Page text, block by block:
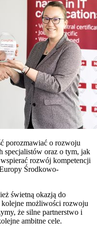
porozmawiać o rozwoju
specjalistów oraz o tym, jak
rozwój kompetencji
Środkowo-
świetną okazją do
możliwości rozwoju
że silne partnerstwo i
ambitne cele.